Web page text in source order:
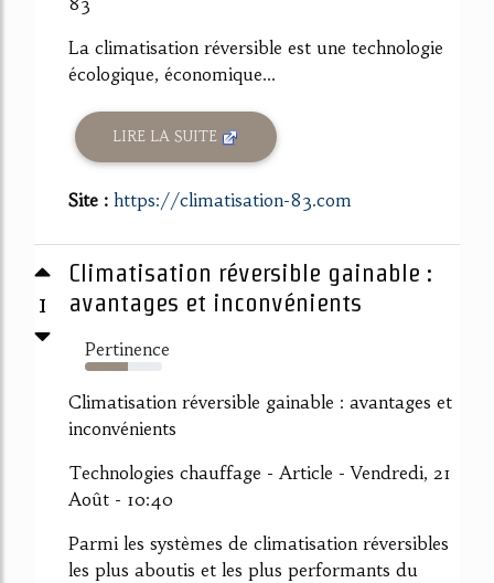
La climatisation réversible est une technologie
écologique, économique...
LIRE LA SUITE
Site : https://climatisation-83.com
1
Climatisation réversible gainable :
avantages et inconvénients
Pertinence
55%
Climatisation réversible gainable : avantages et
inconvénients
Technologies chauffage - Article - Vendredi, 21
Août - 10:40
Parmi les systèmes de climatisation réversibles
les plus aboutis et les plus performants du